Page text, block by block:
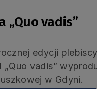
„Quo vadis”
edycji
„Quo vadis”
w Gdyni.